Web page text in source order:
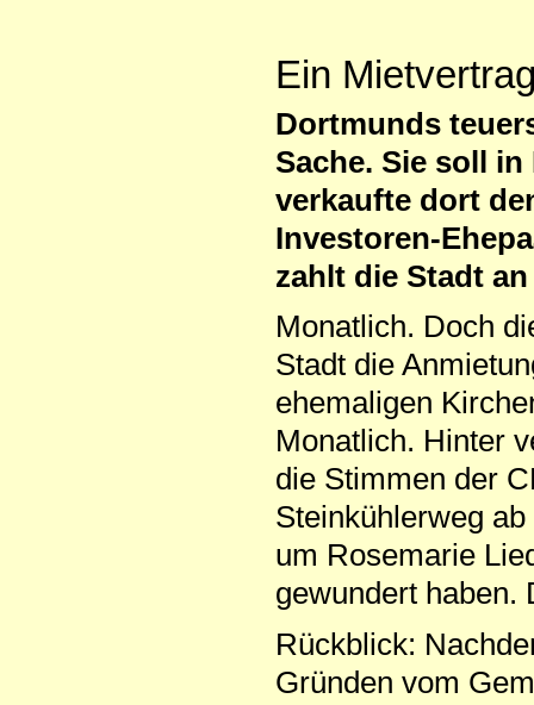
Ein
Dortmunds
Sache. Sie soll
verkaufte dort
Investoren-
zahlt die Stadt
Monatlich. Doch
Stadt die
ehemaligen
Monatlich. Hinter
die Stimmen der
Steinkühlerweg
um Rosemarie
gewundert haben.
Rückblick:
Gründen vom